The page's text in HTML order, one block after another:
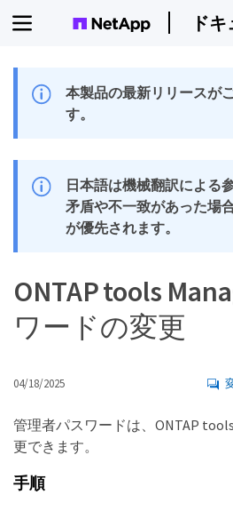
ド
本製品の最新リリースが
す。
日本語は機械翻訳による
矛盾や不一致があった場
が優先されます。
ONTAP tools
ワードの変更
04/18/2025
管理者パスワードは、ONTAP
更できます。
手順